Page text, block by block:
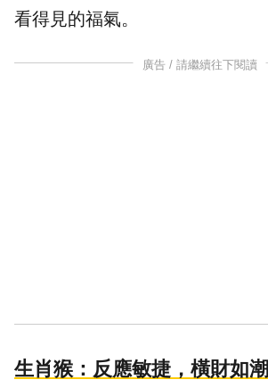
看得見的福氣。
廣告 / 請繼續往下閱讀
生肖猴：反應敏捷，橫財如潮